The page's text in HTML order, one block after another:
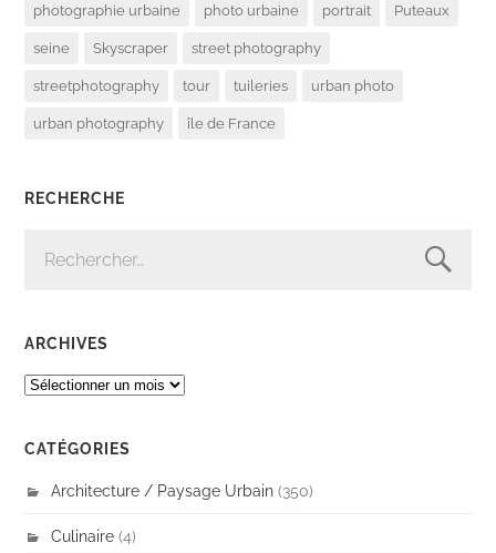
photographie urbaine photo urbaine portrait Puteaux
seine Skyscraper street photography
streetphotography tour tuileries urban photo
urban photography île de France
RECHERCHE
ARCHIVES
ARCHIVES
CATÉGORIES
Architecture / Paysage Urbain (350)
Culinaire (4)